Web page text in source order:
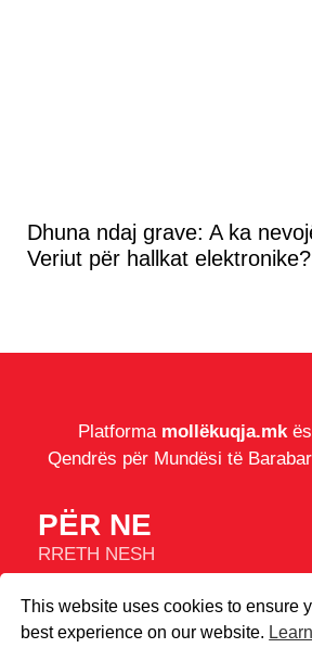
Dhuna ndaj grave: A ka
Veriut për hallkat elektronike?
Platforma mollëkuqja.mk
Qendrës për Mundësi të
PËR NE
RRETH NESH
COOKIES
This website uses cookies to ensure
best experience on our website.